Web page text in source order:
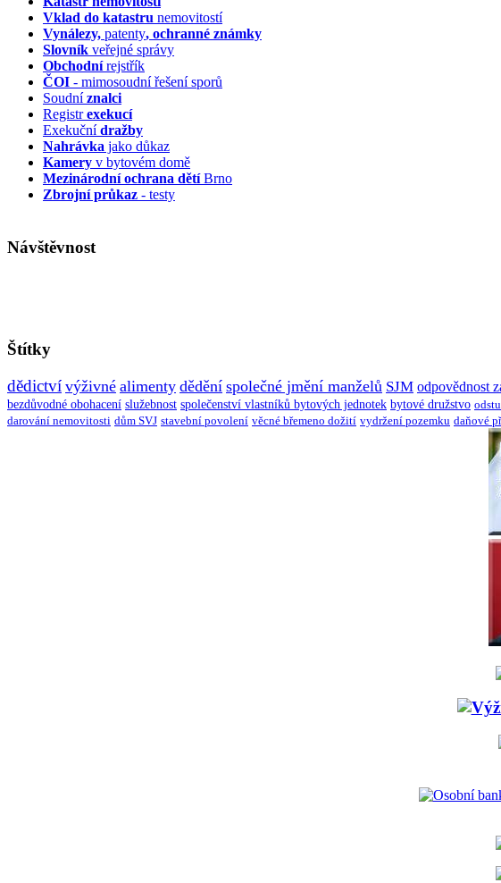
Vklad do katastru nemovitostí
Vynálezy, patenty, ochranné známky
Slovník veřejné správy
Obchodnírejstřík
ČOI - mimosoudní řešení sporů
Soudníznalci
Registrexekucí
Exekučnídražby
Nahrávka jako důkaz
Kamery v bytovém domě
Mezinárodní ochrana dětíBrno
Zbrojní průkaz - testy
Návštěvnost
Štítky
dědictví výživné alimenty dědění společné jmění manželů SJM odpovědnost
bezdůvodné obohacení služebnost společenství vlastníků bytových jednotek bytové družstvo
darování nemovitosti dům SVJ stavební povolení věcné břemeno dožití vydržení pozemku daňové